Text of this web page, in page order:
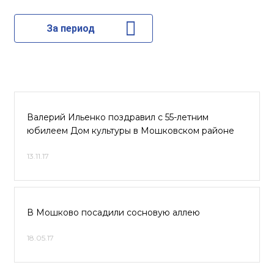
За период
Валерий Ильенко поздравил с 55-летним
юбилеем Дом культуры в Мошковском районе
13.11.17
В Мошково посадили сосновую аллею
18.05.17